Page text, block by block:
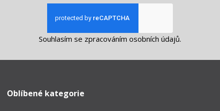
Souhlasím se zpracováním osobních údajů.
Oblíbené kategorie